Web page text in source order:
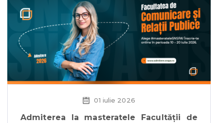
01 iulie 2026
Admiterea la masteratele Facultății de